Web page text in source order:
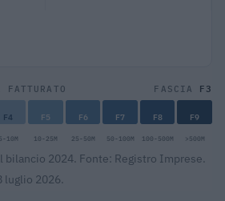
FASCIA F3
F4 F5 F6 F7 F8 F9
5-10M 10-25M 25-50M 50-100M 100-500M >500M
bilancio 2024. Fonte: Registro Imprese.
luglio 2026.